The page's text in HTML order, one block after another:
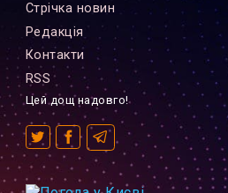
Стрiчка новин
Редакцiя
Контакти
RSS
Цей дощ надовго!